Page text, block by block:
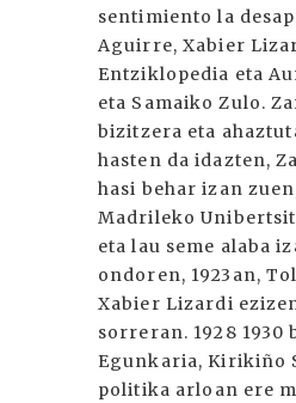
sentimiento la
Aguirre, Xabier
Entziklopedia eta
eta Samaiko Zulo.
bizitzera eta
hasten da idazten,
hasi behar izan
Madrileko
eta lau seme alaba
ondoren, 1923an,
Xabier Lizardi
sorreran. 1928
Egunkaria, Kirikiño
politika arloan ere